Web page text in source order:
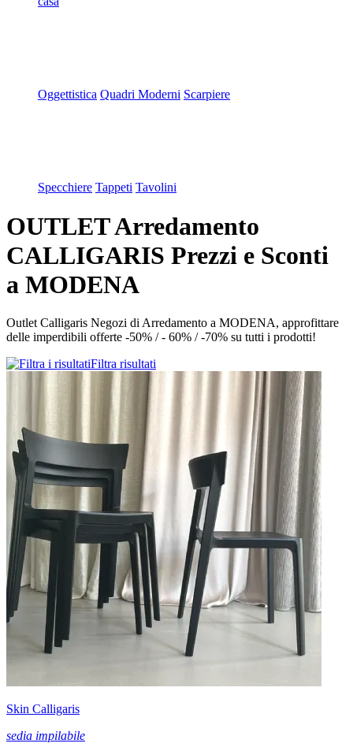
Oggettistica Quadri Moderni Scarpiere
Specchiere Tappeti Tavolini
OUTLET Arredamento
CALLIGARIS Prezzi e Sconti
a MODENA
Outlet Calligaris Negozi di Arredamento a MODENA, approfittare
delle imperdibili offerte -50% / - 60% / -70% su tutti i prodotti!
Filtra risultati
Skin Calligaris
sedia impilabile